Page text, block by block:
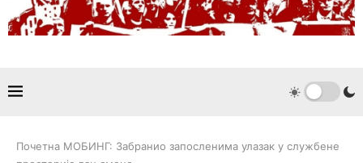
Почетна МОБИНГ: Забранио запосленима улазак у службене